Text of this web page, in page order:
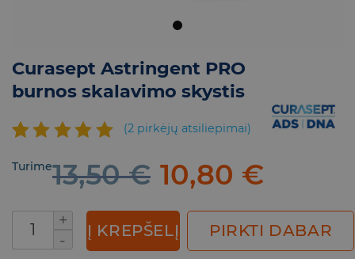
Curasept Astringent PRO
burnos skalavimo skystis
5.00iš 5
(viso
įvertinimų:
(2pirkėjų atsiliepimai)
Turime13,50€ Original
price
was:
13,50 €.
10,80 €
is:
10,80 €.
produkto kiekis: Curasept Astringent PRO
Į KREPŠELĮ PIRKTI DABAR